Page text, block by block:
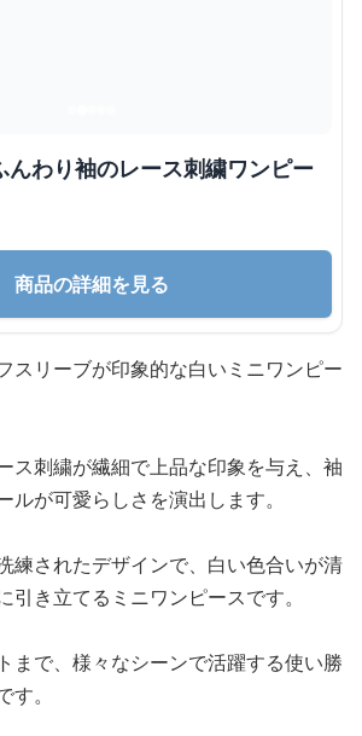
んわり袖のレース刺繍ワンピー
商品の詳細を見る
スリーブが印象的な白いミニワンピー
ス刺繍が繊細で上品な印象を与え、袖
ルが可愛らしさを演出します。
練されたデザインで、白い色合いが清
引き立てるミニワンピースです。
まで、様々なシーンで活躍する使い勝
。